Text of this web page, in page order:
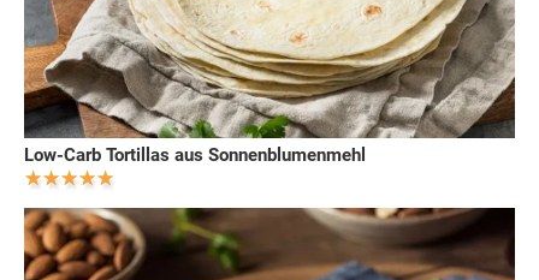
Low-Carb Tortillas aus Sonnenblumenmehl